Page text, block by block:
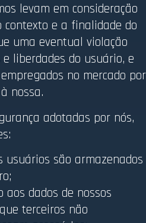
levam em consideração
contexto e a finalidade do
uma eventual violação
liberdades do usuário, e
no mercado por
nossa.
adotadas por nós,
usuários são armazenados
aos dados de nossos
terceiros não